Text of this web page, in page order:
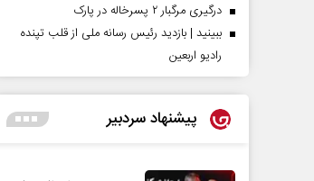
درگیری مرگبار ۲ پسرخاله در پارک
ببینید | بازدید رئیس رسانه ملی از قلب تپنده
رادیو اربعین
پیشنهاد سردبیر